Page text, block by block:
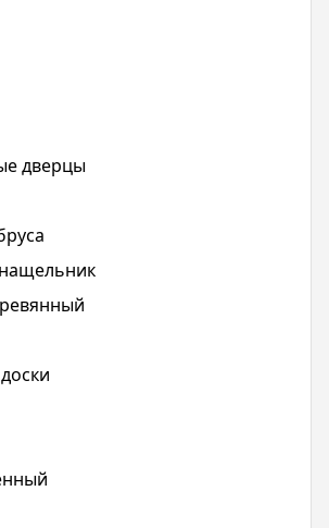
дверцы